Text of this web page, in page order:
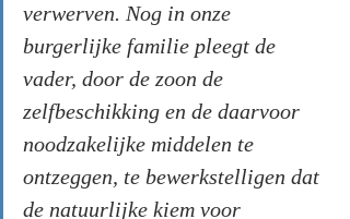
verwerven. Nog in onze
burgerlijke familie pleegt de
vader, door de zoon de
zelfbeschikking en de daarvoor
noodzakelijke middelen te
ontzeggen, te bewerkstelligen dat
de natuurlijke kiem voor